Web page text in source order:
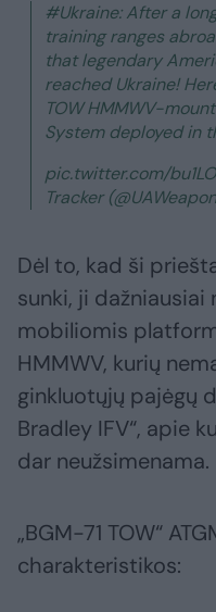
#Ukraine: After a
training ranges
that legendary
reached Ukraine!
TOW HMMWV-
System deployed in
pic.twitter.com/
Tracker
Dėl to, kad ši
sunki, ji
mobiliomis
HMMWV, kurių
ginkluotųjų pajėgų
Bradley IFV“, apie
dar neužsimenama.
„BGM-71 TOW“
charakteristikos: